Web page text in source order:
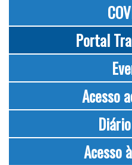
Portal
Acesso
Acesso